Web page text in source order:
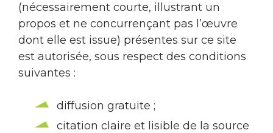
(nécessairement courte, illustrant un
propos et ne concurrençant pas l’œuvre
dont elle est issue) présentes sur ce site
est autorisée, sous respect des conditions
suivantes :
diffusion gratuite ;
citation claire et lisible de la source